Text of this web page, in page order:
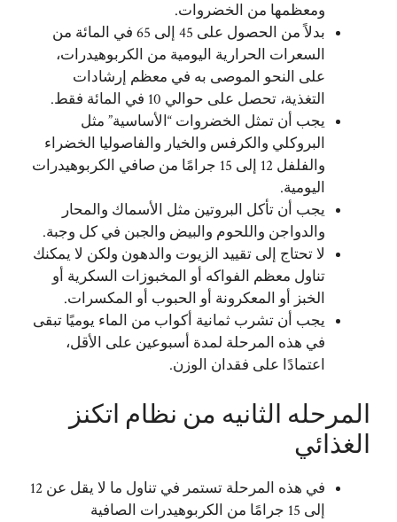
ومعظمها من الخضروات.
بدلاً من الحصول على 45 إلى 65 في المائة من
السعرات الحرارية اليومية من الكربوهيدرات،
على النحو الموصى به في معظم إرشادات
التغذية، تحصل على حوالي 10 في المائة فقط.
يجب أن تمثل الخضروات “الأساسية” مثل
البروكلي والكرفس والخيار والفاصوليا الخضراء
والفلفل 12 إلى 15 جرامًا من صافي الكربوهيدرات
اليومية.
يجب أن تأكل البروتين مثل الأسماك والمحار
والدواجن واللحوم والبيض والجبن في كل وجبة.
لا تحتاج إلى تقييد الزيوت والدهون ولكن لا يمكنك
تناول معظم الفواكه أو المخبوزات السكرية أو
الخبز أو المعكرونة أو الحبوب أو المكسرات.
يجب أن تشرب ثمانية أكواب من الماء يوميًا تبقى
في هذه المرحلة لمدة أسبوعين على الأقل،
اعتمادًا على فقدان الوزن.
المرحله الثانيه من نظام اتكنز
الغذائي
في هذه المرحلة تستمر في تناول ما لا يقل عن 12
إلى 15 جرامًا من الكربوهيدرات الصافية